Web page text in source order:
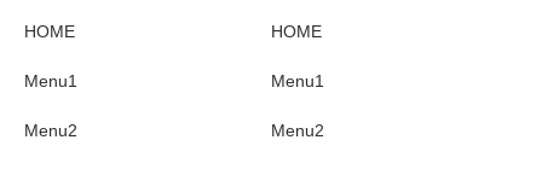
HOME
Menu1
Menu2
HOME
Menu1
Menu2